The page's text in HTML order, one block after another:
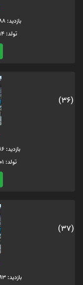
بازدید: 88 - کد متوفی: 5064095
تولد: 1341/01/14 فوت: 1365/10/23
(36)
بازدید: 86 - کد متوفی: 5064210
تولد: 1340/01/01 فوت: 1360/07/05
(37)
بازدید: 93 - کد متوفی: 5064349